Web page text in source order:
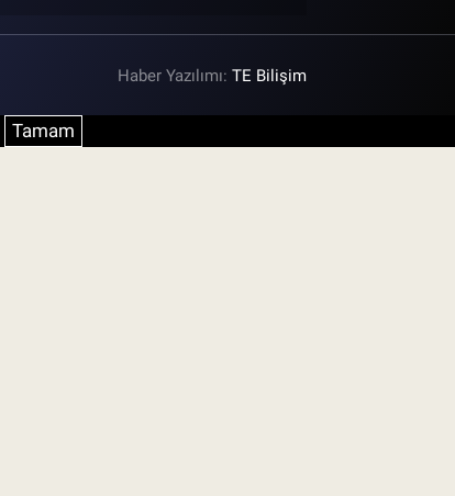
Haber Yazılımı:TE Bilişim
Tamam